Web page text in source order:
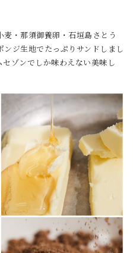
・那須御養卵・石垣島さとう
ジ生地でたっぷりサンドしまし
ゾンでしか味わえない美味し